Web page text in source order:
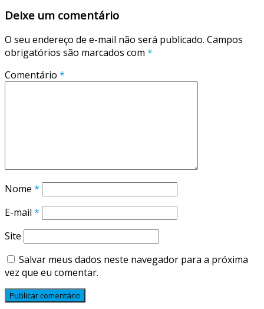
Deixe um comentário
O seu endereço de e-mail não será publicado. Campos
obrigatórios são marcados com *
Comentário *
Nome *
E-mail *
Site
Salvar meus dados neste navegador para a próxima
vez que eu comentar.